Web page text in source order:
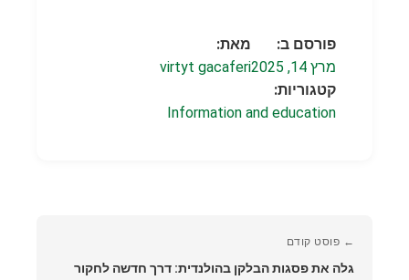
פורסם ב:
מרץ 14, 2025
מאת:
virtyt gacaferi
קטגוריות:
Information and education
← פוסט קודם
גלה את פסגות הבלקן בהולנדית: דרך חדשה לחקור